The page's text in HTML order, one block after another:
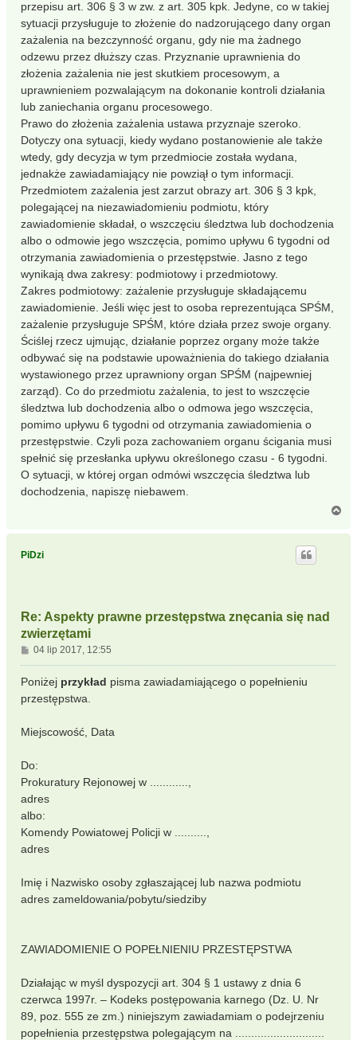
przepisu art. 306 § 3 w zw. z art. 305 kpk. Jedyne, co w takiej
sytuacji przysługuje to złożenie do nadzorującego dany organ
zażalenia na bezczynność organu, gdy nie ma żadnego
odzewu przez dłuższy czas. Przyznanie uprawnienia do
złożenia zażalenia nie jest skutkiem procesowym, a
uprawnieniem pozwalającym na dokonanie kontroli działania
lub zaniechania organu procesowego.
Prawo do złożenia zażalenia ustawa przyznaje szeroko.
Dotyczy ona sytuacji, kiedy wydano postanowienie ale także
wtedy, gdy decyzja w tym przedmiocie została wydana,
jednakże zawiadamiający nie powziął o tym informacji.
Przedmiotem zażalenia jest zarzut obrazy art. 306 § 3 kpk,
polegającej na niezawiadomieniu podmiotu, który
zawiadomienie składał, o wszczęciu śledztwa lub dochodzenia
albo o odmowie jego wszczęcia, pomimo upływu 6 tygodni od
otrzymania zawiadomienia o przestępstwie. Jasno z tego
wynikają dwa zakresy: podmiotowy i przedmiotowy.
Zakres podmiotowy: zażalenie przysługuje składającemu
zawiadomienie. Jeśli więc jest to osoba reprezentująca SPŚM,
zażalenie przysługuje SPŚM, które działa przez swoje organy.
Ściślej rzecz ujmując, działanie poprzez organy może także
odbywać się na podstawie upoważnienia do takiego działania
wystawionego przez uprawniony organ SPŚM (najpewniej
zarząd). Co do przedmiotu zażalenia, to jest to wszczęcie
śledztwa lub dochodzenia albo o odmowa jego wszczęcia,
pomimo upływu 6 tygodni od otrzymania zawiadomienia o
przestępstwie. Czyli poza zachowaniem organu ścigania musi
spełnić się przesłanka upływu określonego czasu - 6 tygodni.
O sytuacji, w której organ odmówi wszczęcia śledztwa lub
dochodzenia, napiszę niebawem.
g
PiDzi
Re: Aspekty prawne przestępstwa znęcania się nad
zwierzętami
P
o
s
04 lip 2017, 12:55
Poniżej przykład pisma zawiadamiającego o popełnieniu
przestępstwa.
Miejscowość, Data
Do:
Prokuratury Rejonowej w ............,
adres
albo:
Komendy Powiatowej Policji w ..........,
adres
Imię i Nazwisko osoby zgłaszającej lub nazwa podmiotu
adres zameldowania/pobytu/siedziby
ZAWIADOMIENIE O POPEŁNIENIU PRZESTĘPSTWA
Działając w myśl dyspozycji art. 304 § 1 ustawy z dnia 6
czerwca 1997r. – Kodeks postępowania karnego (Dz. U. Nr
89, poz. 555 ze zm.) niniejszym zawiadamiam o podejrzeniu
popełnienia przestępstwa polegającym na ............................